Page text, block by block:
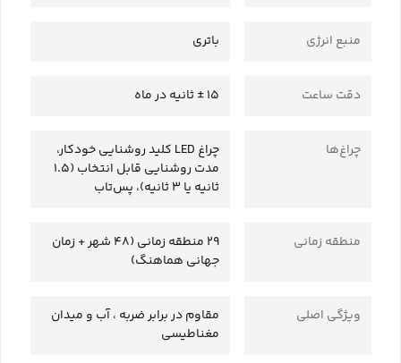
منبع انرژی باتری
دقت ساعت 15 ± ثانیه در ماه
چراغ‌ها
چراغ LED کلید روشنایی خودکار،
مدت روشنایی قابل انتخاب (1.5
ثانیه یا 3 ثانیه)، پس‌تاب
منطقه زمانی
29 منطقه زمانی (48 شهر + زمان
جهانی هماهنگ)
ویژگی‌ اصلی
مقاوم در برابر ضربه ، آب و میدان
مغناطیسی